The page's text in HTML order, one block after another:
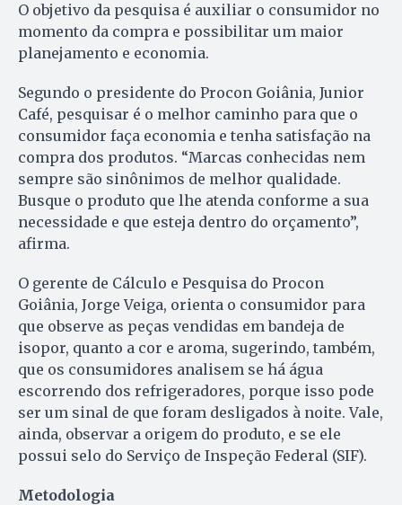
O objetivo da pesquisa é auxiliar o consumidor no
momento da compra e possibilitar um maior
planejamento e economia.
Segundo o presidente do Procon Goiânia, Junior
Café, pesquisar é o melhor caminho para que o
consumidor faça economia e tenha satisfação na
compra dos produtos. “Marcas conhecidas nem
sempre são sinônimos de melhor qualidade.
Busque o produto que lhe atenda conforme a sua
necessidade e que esteja dentro do orçamento”,
afirma.
O gerente de Cálculo e Pesquisa do Procon
Goiânia, Jorge Veiga, orienta o consumidor para
que observe as peças vendidas em bandeja de
isopor, quanto a cor e aroma, sugerindo, também,
que os consumidores analisem se há água
escorrendo dos refrigeradores, porque isso pode
ser um sinal de que foram desligados à noite. Vale,
ainda, observar a origem do produto, e se ele
possui selo do Serviço de Inspeção Federal (SIF).
Metodologia